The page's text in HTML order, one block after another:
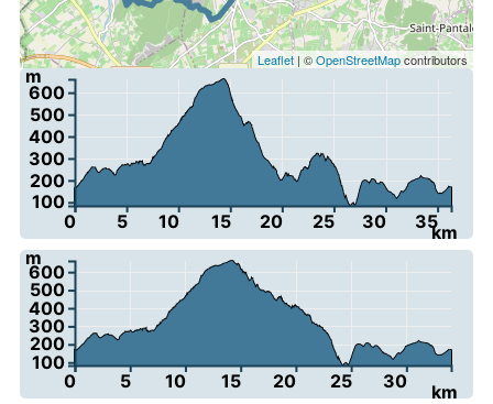
Leaflet | ©OpenStreetMapcontributors
0 5 10 15 20 25 30 35km
100
200
300
400
500
600
m
0 5 10 15 20 25 30 km
100
200
300
400
500
600
m